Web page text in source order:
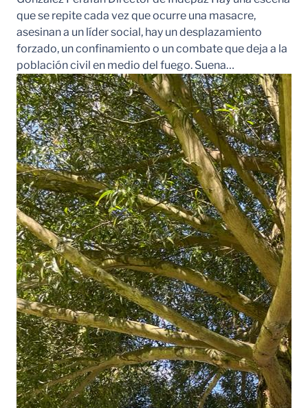
que se repite cada vez que ocurre una masacre,
asesinan a un líder social, hay un desplazamiento
forzado, un confinamiento o un combate que deja a la
población civil en medio del fuego. Suena…